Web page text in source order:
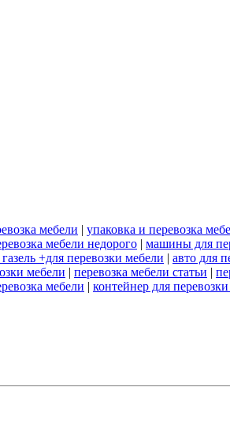
мебели | упаковка и перевозка
мебели недорого | машины для
газель +для перевозки мебели | авто для
мебели | перевозка мебели статьи |
мебели | контейнер для